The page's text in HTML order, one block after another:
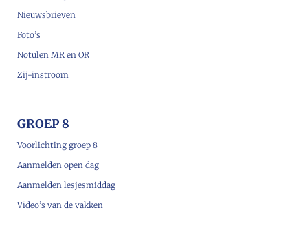
Nieuwsbrieven
Foto’s
Notulen MR en OR
Zij-instroom
GROEP 8
Voorlichting groep 8
Aanmelden open dag
Aanmelden lesjesmiddag
Video’s van de vakken